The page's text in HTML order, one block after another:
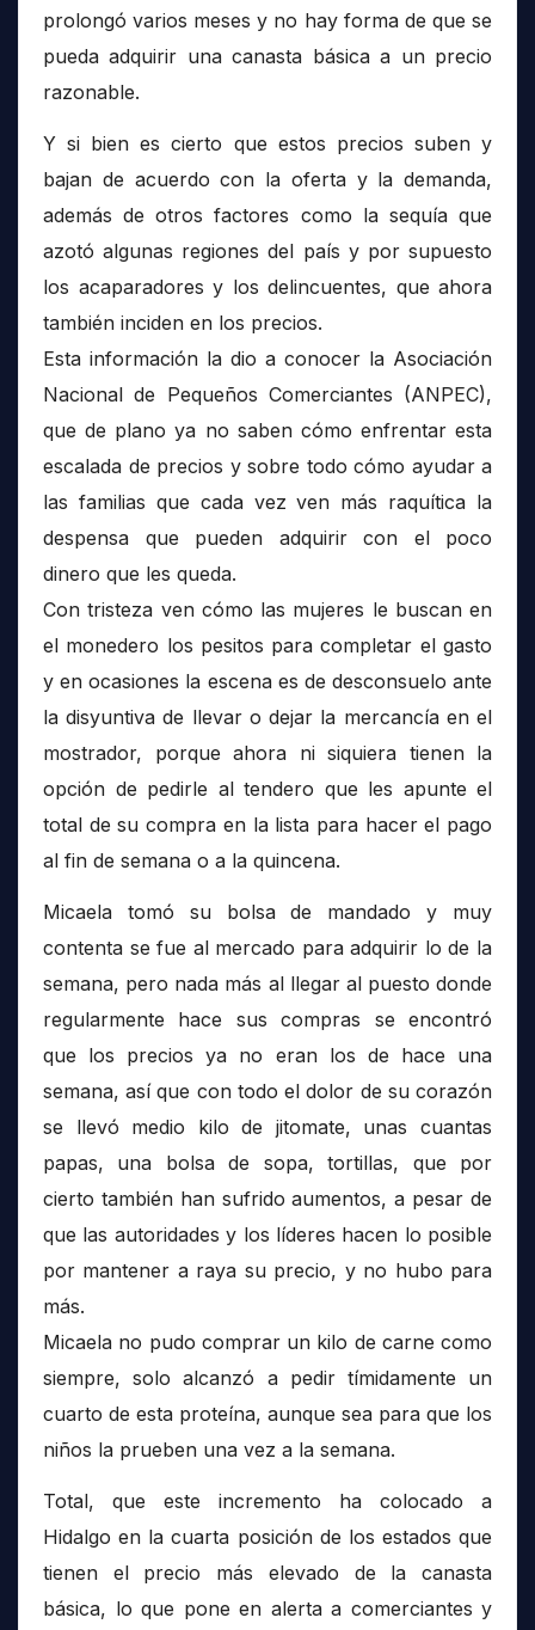
prolongó varios meses y no hay forma de que se
pueda adquirir una canasta básica a un precio
razonable.
Y si bien es cierto que estos precios suben y
bajan de acuerdo con la oferta y la demanda,
además de otros factores como la sequía que
azotó algunas regiones del país y por supuesto
los acaparadores y los delincuentes, que ahora
también inciden en los precios.
Esta información la dio a conocer la Asociación
Nacional de Pequeños Comerciantes (ANPEC),
que de plano ya no saben cómo enfrentar esta
escalada de precios y sobre todo cómo ayudar a
las familias que cada vez ven más raquítica la
despensa que pueden adquirir con el poco
dinero que les queda.
Con tristeza ven cómo las mujeres le buscan en
el monedero los pesitos para completar el gasto
y en ocasiones la escena es de desconsuelo ante
la disyuntiva de llevar o dejar la mercancía en el
mostrador, porque ahora ni siquiera tienen la
opción de pedirle al tendero que les apunte el
total de su compra en la lista para hacer el pago
al fin de semana o a la quincena.
Micaela tomó su bolsa de mandado y muy
contenta se fue al mercado para adquirir lo de la
semana, pero nada más al llegar al puesto donde
regularmente hace sus compras se encontró
que los precios ya no eran los de hace una
semana, así que con todo el dolor de su corazón
se llevó medio kilo de jitomate, unas cuantas
papas, una bolsa de sopa, tortillas, que por
cierto también han sufrido aumentos, a pesar de
que las autoridades y los líderes hacen lo posible
por mantener a raya su precio, y no hubo para
más.
Micaela no pudo comprar un kilo de carne como
siempre, solo alcanzó a pedir tímidamente un
cuarto de esta proteína, aunque sea para que los
niños la prueben una vez a la semana.
Total, que este incremento ha colocado a
Hidalgo en la cuarta posición de los estados que
tienen el precio más elevado de la canasta
básica, lo que pone en alerta a comerciantes y